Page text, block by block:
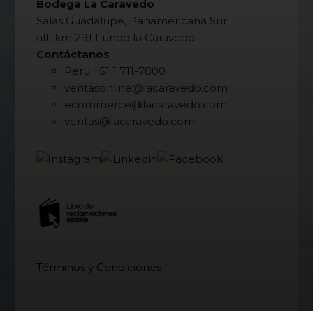
Bodega La Caravedo
Salas Guadalupe, Panamericana Sur
alt. km 291 Fundo la Caravedo
Contáctanos
Peru +51 1 711-7800
ventasonline@lacaravedo.com
ecommerce@lacaravedo.com
ventas@lacaravedo.com
Términos y Condiciones